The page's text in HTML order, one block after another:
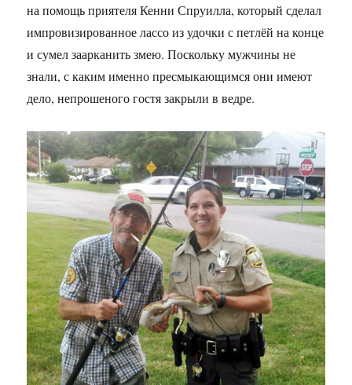
на помощь приятеля Кенни Спруилла, который сделал
импровизированное лассо из удочки с петлёй на конце
и сумел заарканить змею. Поскольку мужчины не
знали, с каким именно пресмыкающимся они имеют
дело, непрошеного гостя закрыли в ведре.